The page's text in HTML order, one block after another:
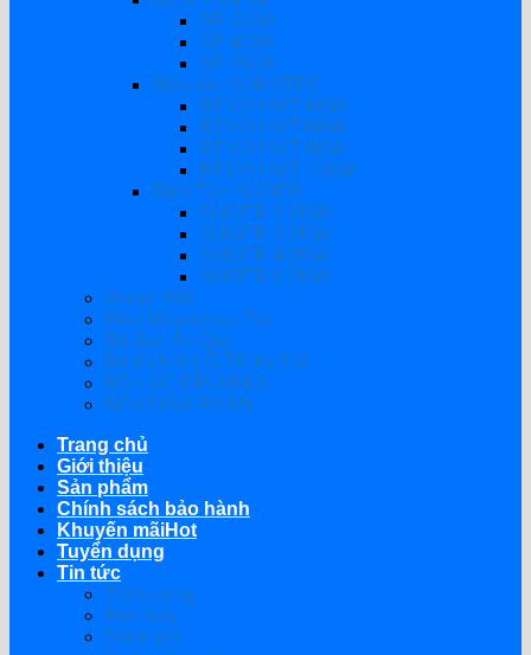
SP 3200
SP 4200
SP 7000
Biến tần SOROTEC
REVO HMT 4KW
REVO HMT 6KW
REVO HMT 8KW
REVO HMT 11KW
Biến Tần SUOER
SUOER 2.2KW
SUOER 3.2KW
SUOER 4.2KW
SUOER 6.2KW
Modul Wifi
Pin Lithium Lưu Trữ
Bộ Sạc Ắc Quy
Bộ Kích Nổ Ô Tô Xe Tải
BỘ LỌC ĐĨA ARKA
BỘ CHÂM PHÂN
Trang chủ
Giới thiệu
Sản phẩm
Chính sách bảo hành
Khuyến mãi
Tuyển dụng
Tin tức
Thị trường
Mẹo hay
Đánh giá